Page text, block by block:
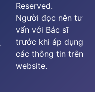
Reserved.
Người đọc nên tư
vấn với Bác sĩ
trước khi áp dụng
các thông tin trên
website.